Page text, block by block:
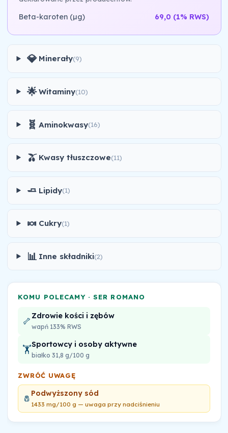
Beta-karoten (µg)
69,0 (1% RWS)
💎 Minerały(9)
🌟 Witaminy(10)
🧬 Aminokwasy(16)
🫒 Kwasy tłuszczowe(11)
🧈 Lipidy(1)
🍬 Cukry(1)
📊 Inne składniki(2)
KOMU POLECAMY · SER ROMANO
🦴 Zdrowie kości i zębów
wapń 133% RWS
🏋️Sportowcy i osoby aktywne
białko 31,8 g/100 g
ZWRÓĆ UWAGĘ
🧂 Podwyższony sód
1433 mg/100 g — uwaga przy nadciśnieniu